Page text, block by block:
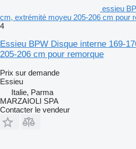
essieu
cm, extrémité moyeu 205-206 cm pour
4
Essieu BPW Disque interne 169-
205-206 cm pour remorque
Prix sur demande
Essieu
Italie, Parma
MARZAIOLI SPA
Contacter le vendeur